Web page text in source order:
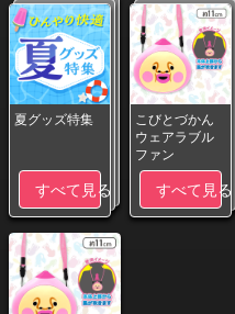
夏グッズ特集
すべて見る
こびとづかん
ウェアラブル
ファン
すべて見る